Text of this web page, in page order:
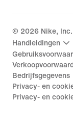
© 2026 Nike,
Handleidingen
Bedrijfsgegevens
Privacy- en
Privacy- en